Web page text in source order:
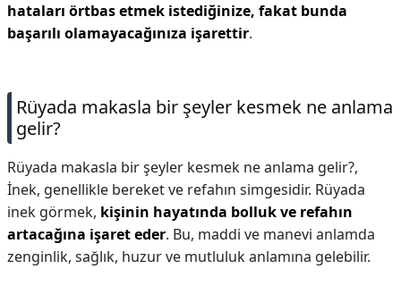
hataları örtbas etmek istediğinize, fakat bunda
başarılı olamayacağınıza işarettir.
Rüyada makasla bir şeyler kesmek ne anlama
gelir?
Rüyada makasla bir şeyler kesmek ne anlama gelir?,
İnek, genellikle bereket ve refahın simgesidir. Rüyada
inek görmek, kişinin hayatında bolluk ve refahın
artacağına işaret eder. Bu, maddi ve manevi anlamda
zenginlik, sağlık, huzur ve mutluluk anlamına gelebilir.